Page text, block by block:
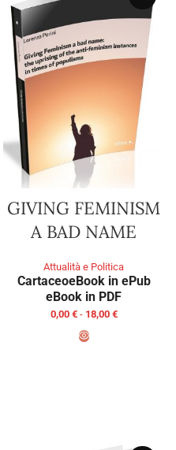
GIVING FEMINISM
A BAD NAME
Attualità e Politica
CartaceoeBook in ePub
eBook in PDF
0,00 € - 18,00 €